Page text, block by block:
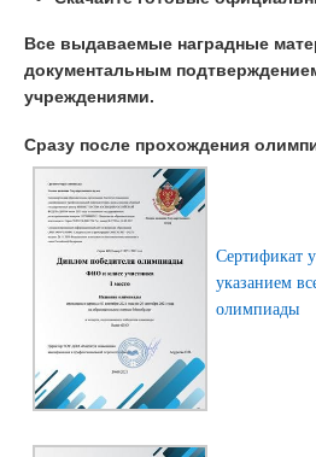
Все выдаваемые наградные
документальным
учреждениями.
Сразу после прохождения
Сертификат
указанием
олимпиады